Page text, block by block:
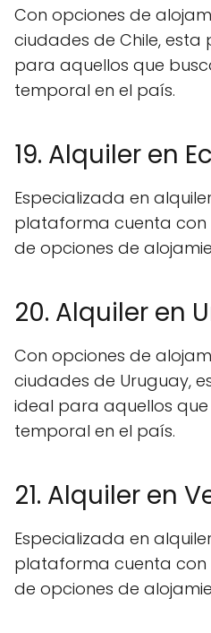
Con opciones de
ciudades de Chile,
para aquellos que
temporal en el país.
19. Alquiler en
Especializada en
plataforma cuenta con
de opciones de
20. Alquiler en
Con opciones de
ciudades de Uruguay,
ideal para aquellos
temporal en el país.
21. Alquiler en
Especializada en
plataforma cuenta con
de opciones de